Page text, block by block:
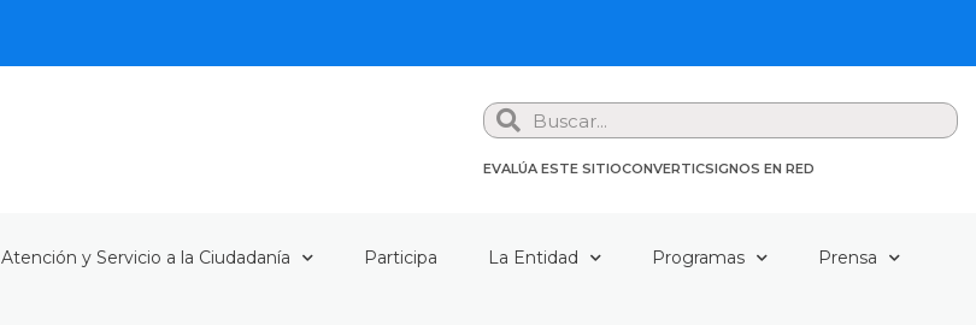
Search
EVALÚA ESTE SITIOCONVERTICSIGNOS EN RED
Atención y Servicio a la Ciudadanía Participa La Entidad Programas Prensa